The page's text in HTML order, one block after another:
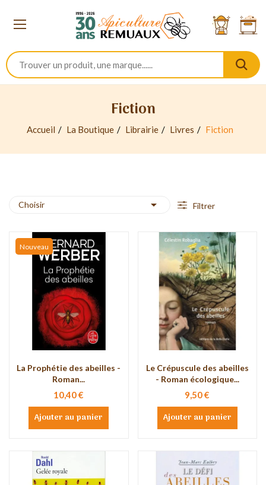
Fiction
Accueil La Boutique Librairie Livres Fiction
Choisir  Filtrer
Nouveau
La Prophétie des abeilles -
Roman...
10,40 €
Ajouter au panier
Le Crépuscule des abeilles
- Roman écologique...
9,50 €
Ajouter au panier